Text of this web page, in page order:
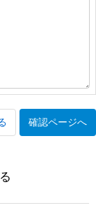
確認ページへ